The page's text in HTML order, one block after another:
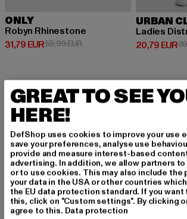
ONLY
Robyn Rhinestone
31,79 EUR
Derzeitiger Preis: 31,79 EUR
59,99 EURAktionspreis: 59,99 EUR
URBAN
20,79 EUR
Derzeitiger
Weite Jeans für Damen: Der Trend
stylische Outfits
Weite Jeans für Damen sind ein echtes
auf einen coolen und zugleich bequemen
Jeans bieten nicht nur maximalen Komfort,
deinem Outfit eine lässige und moderne
Mom-Jeans oder trendige Wide-Leg – bei
eine große Auswahl an weiten Jeans in
Schnitten und von angesagten Marken.
GREAT TO SEE
HERE!
DefShop uses cookies to improve your use
save your preferences, analyse use
provide and measure interest-based
advertising. In addition, we allow partners
or to use cookies. This may also include the
your data in the USA or other countries
the EU data protection standard. If you want
this, click on "Custom settings". By clicking
agree to this. Data protection